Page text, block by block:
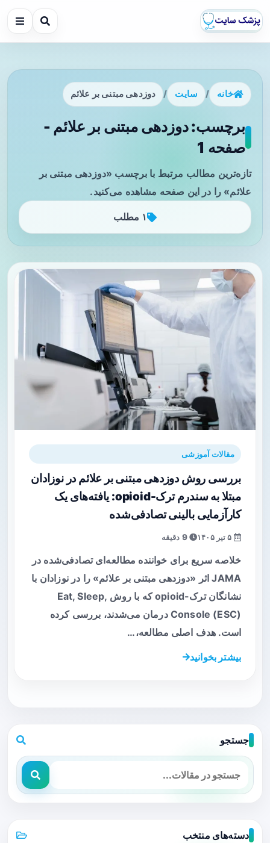
خانه / سایت / دوزدهی مبتنی بر علائم
برچسب: دوزدهی مبتنی بر علائم -
صفحه 1
تازه‌ترین مطالب مرتبط با برچسب «دوزدهی مبتنی بر
علائم» را در این صفحه مشاهده می‌کنید.
۱ مطلب
مقالات آموزشی
بررسی روش دوزدهی مبتنی بر علائم در نوزادان
مبتلا به سندرم ترک-opioid: یافته‌های یک
کارآزمایی بالینی تصادفی‌شده
9 دقیقه
خلاصه سریع برای خواننده مطالعه‌ای تصادفی‌شده در
JAMA اثر «دوزدهی مبتنی بر علائم» را در نوزادان با
نشانگان ترک-opioid که با روش Eat, Sleep,
Console (ESC) درمان می‌شدند، بررسی کرده
است. هدف اصلی مطالعه،…
بیشتر بخوانید
جستجو
دسته‌های منتخب